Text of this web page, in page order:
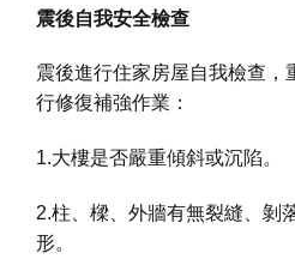
震後自我安全檢查
震後進行住家房屋自我檢查，
行修復補強作業：
1.大樓是否嚴重傾斜或沉陷。
2.柱、樑、外牆有無裂縫、剝
形。